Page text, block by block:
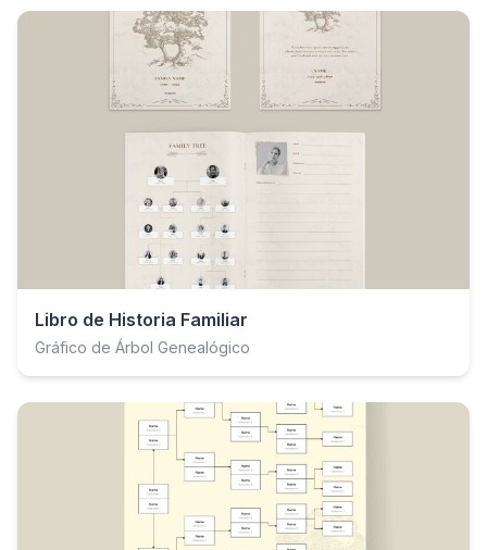
Libro de Historia Familiar
Gráfico de Árbol Genealógico